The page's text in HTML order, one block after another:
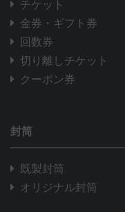
チケット
金券・ギフト券
回数券
切り離しチケット
クーポン券
封筒
既製封筒
オリジナル封筒